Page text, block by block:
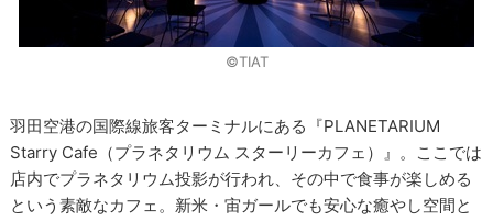
©TIAT
羽田空港の国際線旅客ターミナルにある『PLANETARIUM
Starry Cafe（プラネタリウム スターリーカフェ）』。ここでは
店内でプラネタリウム投影が行われ、その中で食事が楽しめる
という素敵なカフェ。新米・宙ガールでも安心な癒やし空間と